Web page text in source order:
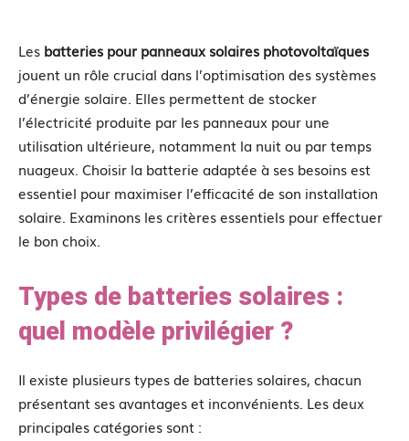
Les batteries pour panneaux solaires photovoltaïques
jouent un rôle crucial dans l’optimisation des systèmes
d’énergie solaire. Elles permettent de stocker
l’électricité produite par les panneaux pour une
utilisation ultérieure, notamment la nuit ou par temps
nuageux. Choisir la batterie adaptée à ses besoins est
essentiel pour maximiser l’efficacité de son installation
solaire. Examinons les critères essentiels pour effectuer
le bon choix.
Types de batteries solaires :
quel modèle privilégier ?
Il existe plusieurs types de batteries solaires, chacun
présentant ses avantages et inconvénients. Les deux
principales catégories sont :